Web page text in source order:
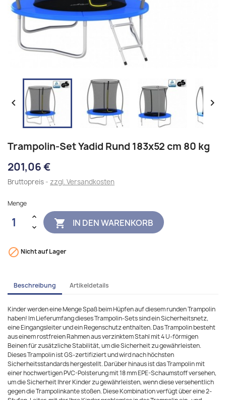
 
Trampolin-Set Yadid Rund 183x52 cm 80 kg
201,06 €
Bruttopreis zzgl. Versandkosten
Menge
 IN DEN WARENKORB
 Nicht auf Lager
Beschreibung Artikeldetails
Kinder werden eine Menge Spaß beim Hüpfen auf diesem runden Trampolin
haben! Im Lieferumfang dieses Trampolin-Sets sind ein Sicherheitsnetz,
eine Eingangsleiter und ein Regenschutz enthalten. Das Trampolin besteht
aus einem rostfreien Rahmen aus verzinktem Stahl mit 4 U-förmigen
Beinen für zusätzliche Stabilität, um die Sicherheit zu gewährleisten.
Dieses Trampolin ist GS-zertifiziert und wird nach höchsten
Sicherheitsstandards hergestellt. Darüber hinaus ist das Trampolin mit
einer hochwertigen PVC-Polsterung mit 18 mm EPE-Schaumstoff versehen,
um die Sicherheit Ihrer Kinder zu gewährleisten, wenn diese versehentlich
gegen die Trampolinkante stoßen. Diese Kombination verfügt über eine 2-